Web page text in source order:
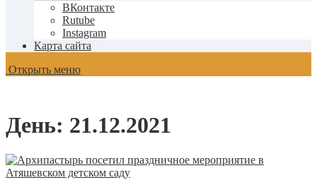
ВКонтакте
Rutube
Instagram
Карта сайта
Открыть меню
День: 21.12.2021